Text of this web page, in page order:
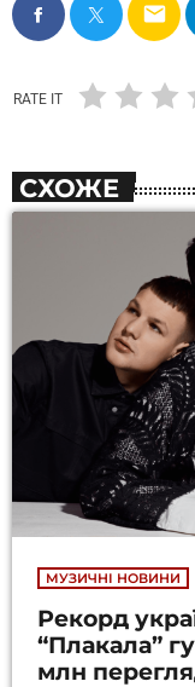
email
RATE IT
СХОЖЕ
МУЗИЧНІ НОВИНИ
Рекорд
“Плакала”
млн